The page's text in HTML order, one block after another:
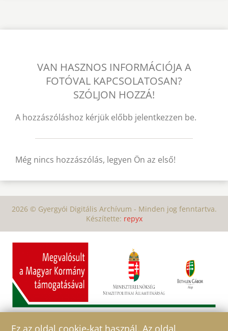
VAN HASZNOS INFORMÁCIÓJA A
FOTÓVAL KAPCSOLATOSAN?
SZÓLJON HOZZÁ!
A hozzászóláshoz kérjük előbb jelentkezzen be.
Még nincs hozzászólás, legyen Ön az első!
2026 © Gyergyói Digitális Archívum - Minden jog fenntartva.
Készítette: repyx
Ez az oldal cookie-kat használ. Az oldal